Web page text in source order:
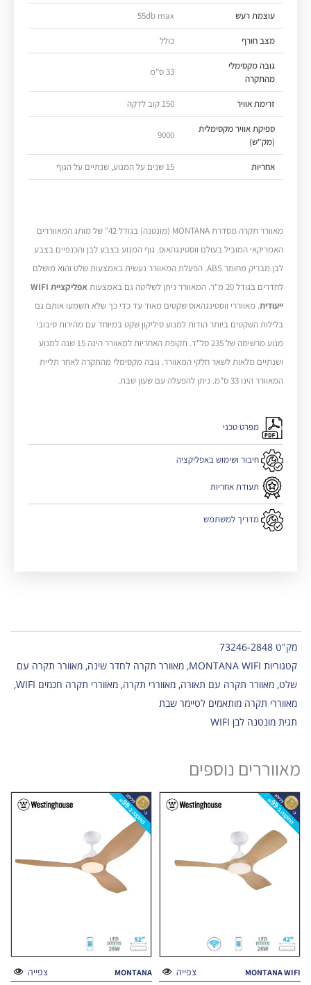
עוצמת רעש 55db max
מצב חורף כולל
גובה מקסימלי
מהתקרה
33 ס"מ
זרימת אוויר 150 קוב לדקה
ספיקת אוויר מקסימלית
(מק"ש)
9000
אחריות 15 שנים על המנוע, שנתיים על הגוף
מאוורר תקרה מסדרת MONTANA (מונטנה) בגודל 42" של מותג המאווררים
האמריקאי המוביל בעולם ווסטינגהאוס. גוף המנוע בצבע לבן והכנפיים בצבע
לבן מבריק מחומר ABS. הפעלת המאוורר נעשית באמצעות שלט והוא מושלם
לחדרים בגודל 20 מ"ר. המאוורר ניתן לשליטה גם באמצעות
אפליקציית WIFI
ייעודית. מאווררי ווסטינגהאוס שקטים מאוד עד כדי כך שלא תשמעו אותם גם
בלילות השקטים ביותר הודות למנוע סיליקון שקט במיוחד עם מהירות סיבובי
מנוע מרשימה של 235 סל"ד. תקופת האחריות למאוורר הינה 15 שנה למנוע
ושנתיים מלאות לשאר חלקי המאוורר. גובה מקסימלי מהתקרה לאחר תליית
המאוורר הינו 33 ס"מ. ניתן להפעלה עם שעון שבת.
מפרט טכני
חיבור ושימוש באפליקציה
תעודת אחריות
מדריך למשתמש
מק"ט 73246-2848
קטגוריות MONTANA WIFI
, מאוורר תקרה לחדר שינה, מאוורר תקרה עם
שלט, מאוורר תקרה עם תאורה, מאווררי תקרה, מאווררי תקרה חכמים WIFI
,
מאווררי תקרה מותאמים לטיימר שבת
תגית מונטנה לבן WIFI
מאווררים נוספים
צפייה MONTANA WIFI צפייה MONTANA